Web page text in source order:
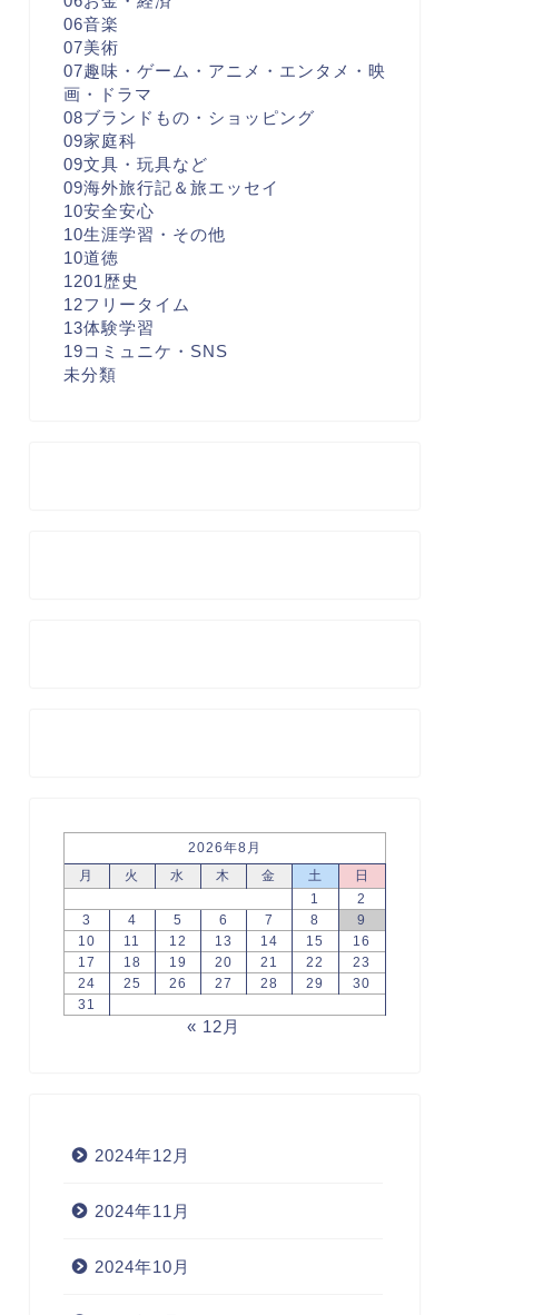
06音楽
07美術
07趣味・ゲーム・アニメ・エンタメ・映
画・ドラマ
08ブランドもの・ショッピング
09家庭科
09文具・玩具など
09海外旅行記＆旅エッセイ
10安全安心
10生涯学習・その他
10道徳
1201歴史
12フリータイム
13体験学習
19コミュニケ・SNS
未分類
2026年8月
月
火 水 木 金 土
日
1
2
3
4 5 6 7 8
9
10
11 12 13 14 15
16
17
18 19 20 21 22
23
24
25 26 27 28 29
30
31
« 12月
2024年12月
2024年11月
2024年10月